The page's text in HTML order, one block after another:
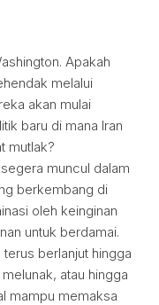
Apakah
melalui
akan mulai
baru di mana Iran
mutlak?
muncul dalam
berkembang di
oleh keinginan
untuk berdamai.
berlanjut hingga
atau hingga
mampu memaksa